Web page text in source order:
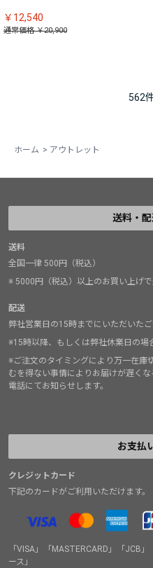
￥12,540
通常価格 ￥20,900
562
ホーム > アウトレット
送料・
送料
全国一律 500円（税込）
※ 5000円（税込）以上のお買い上げで
配送
弊社営業日の15時までにいただいた
※15時以降、もしくは弊社休業日の場
※ご注文のタイミングにより万一在庫
むを得ない事情によりお届けが遅く
電話にてお知らせします。
お支払
クレジットカード
下記のカードがご利用いただけます。
「VISA」「MASTERCARD」「JCB
ース」